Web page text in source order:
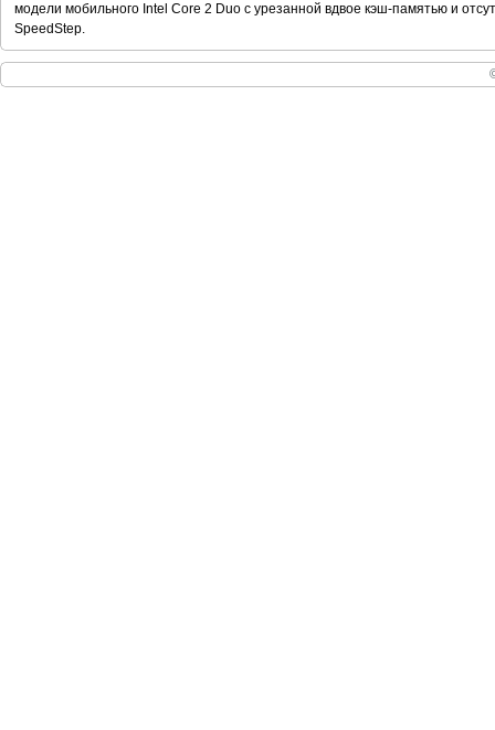
модели мобильного Intel Core 2 Duo c урезанной вдвое кэш-памятью и
SpeedStep.